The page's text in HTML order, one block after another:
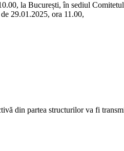
la București, în sediul
29.01.2025, ora 11.00,
din partea structurilor va fi